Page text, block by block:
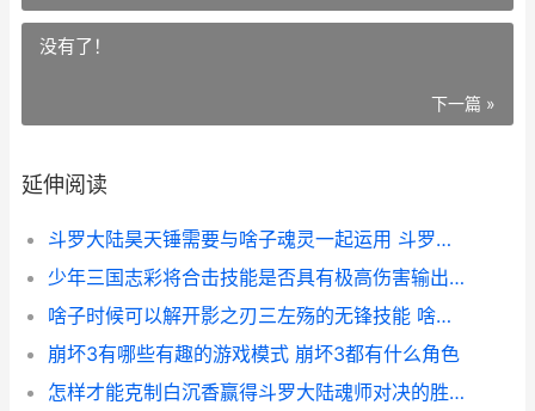
没有了！
下一篇 »
延伸阅读
斗罗大陆昊天锤需要与啥子魂灵一起运用 斗罗大陆昊天锤小说
少年三国志彩将合击技能是否具有极高伤害输出 少年三国志彩金武将阵容
啥子时候可以解开影之刃三左殇的无锋技能 啥子时候可以解封啊
崩坏3有哪些有趣的游戏模式 崩坏3都有什么角色
怎样才能克制白沉香赢得斗罗大陆魂师对决的胜利 怎样才能克制白发